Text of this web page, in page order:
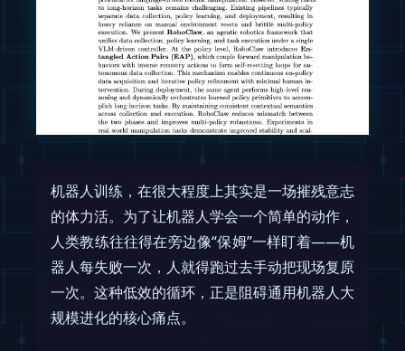
机器人训练，在很大程度上其实是一场摧残意志
的体力活。为了让机器人学会一个简单的动作，
人类教练往往得在旁边像“保姆”一样盯着——机
器人每失败一次，人就得跑过去手动把现场复原
一次。这种低效的循环，正是阻碍通用机器人大
规模进化的核心痛点。